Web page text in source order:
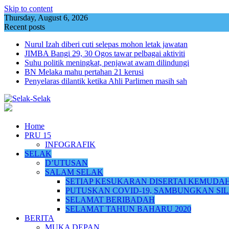
Skip to content
Thursday, August 6, 2026
Recent posts
Nurul Izah diberi cuti selepas mohon letak jawatan
JIMBA Bangi 29, 30 Ogos tawar pelbagai aktiviti
Suhu politik meningkat, penjawat awam dilindungi
BN Melaka mahu pertahan 21 kerusi
Penyelaras dilantik ketika Ahli Parlimen masih sah
Home
PRU 15
INFOGRAFIK
SELAK
D’UTUSAN
SALAM SELAK
SETIAP KESUKARAN DISERTAI
PUTUSKAN COVID-19, SAMBUNGKAN
SELAMAT BERIBADAH
SELAMAT TAHUN BAHARU 2020
BERITA
MUKA DEPAN